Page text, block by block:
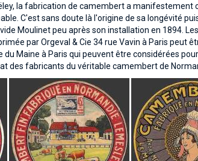
la fabrication de camembert a
C'est sans doute là l'origine de sa longévité
Moulinet peu après son installation en 1894.
par Orgeval & Cie 34 rue Vavin à Paris peut
du Maine à Paris qui peuvent être considérées
des fabricants du véritable camembert de